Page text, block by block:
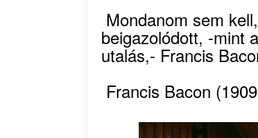
Mondanom sem
beigazolódott, -mint
utalás,- Francis
Francis Bacon